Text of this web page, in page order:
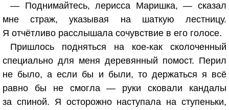
— Поднимайтесь, лерисса Маришка, — сказал
мне страж, указывая на шаткую лестницу.
Я отчётливо расслышала сочувствие в его голосе.
Пришлось подняться на кое-как сколоченный
специально для меня деревянный помост. Перил
не было, а если бы и были, то держаться я всё
равно бы не смогла — руки сковали кандалы
за спиной. Я осторожно наступала на ступеньки,